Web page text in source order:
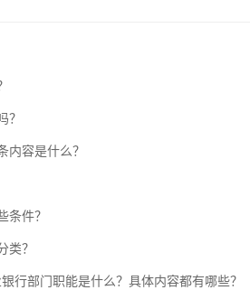
？
容是什么？
条件？
类？
行部门职能是什么？具体内容都有哪些？